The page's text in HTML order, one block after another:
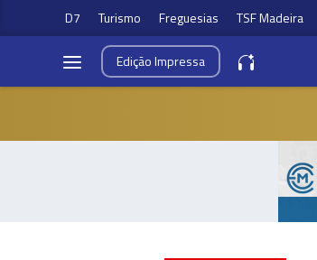
D7 Turismo Freguesias TSF Madeira
EdiçãoImpressa